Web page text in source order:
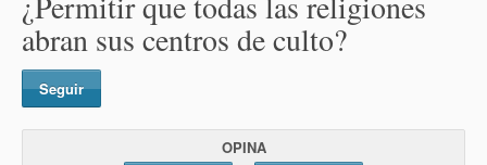
abran sus centros de culto?
Seguir
OPINA